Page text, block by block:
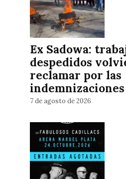
Ex Sadowa:
despedidos
reclamar por las
indemnizaciones
7 de agosto de 2026